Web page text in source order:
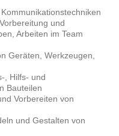
und
Arbeiten im Team
Geräten, Werkzeugen,
, Hilfs- und
Bauteilen
Vorbereiten von
und Gestalten von